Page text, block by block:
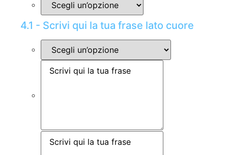
4.1 - Scrivi qui la tua frase lato cuore